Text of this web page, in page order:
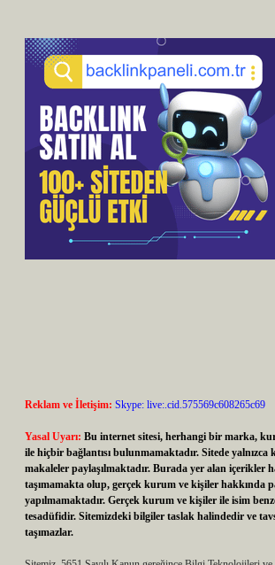
Reklam ve İletişim: Skype: live:.cid.575569c608265c69
Yasal Uyarı: Bu internet sitesi, herhangi bir marka,
ile hiçbir bağlantısı bulunmamaktadır. Sitede yalnızca
makaleler paylaşılmaktadır. Burada yer alan içerikler
taşımamakta olup, gerçek kurum ve kişiler hakkında
yapılmamaktadır. Gerçek kurum ve kişiler ile isim
tesadüfidir. Sitemizdeki bilgiler taslak halindedir ve
taşımazlar.